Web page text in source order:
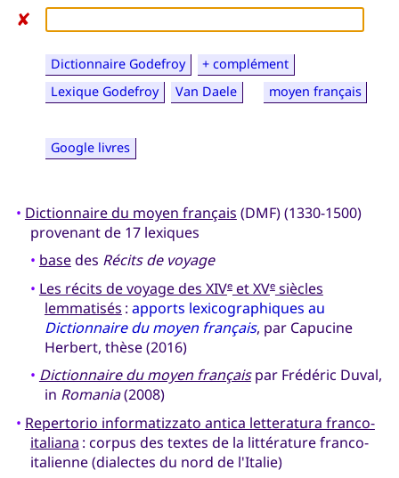
✘
Dictionnaire Godefroy
+ complément
Lexique Godefroy
Van Daele moyen français
Google livres
• Dictionnaire du moyen français (DMF) (1330-1500)
provenant de 17 lexiques
• basedes Récits de voyage
• Les récits de voyage des XIVeet XVesiècles
lemmatisés : apports lexicographiques au
Dictionnaire du moyen français, par Capucine
Herbert, thèse (2016)
• Dictionnaire du moyen françaispar Frédéric Duval,
in Romania(2008)
• Repertorio informatizzato antica letteratura franco-
italiana : corpus des textes de la littérature franco-
italienne (dialectes du nord de l'Italie)